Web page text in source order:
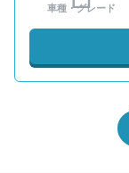
車種・グレード